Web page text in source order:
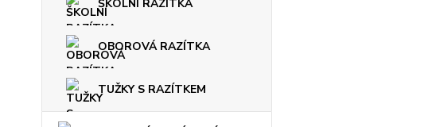
ŠKOLNÍ RAZÍTKA
OBOROVÁ RAZÍTKA
TUŽKY S RAZÍTKEM